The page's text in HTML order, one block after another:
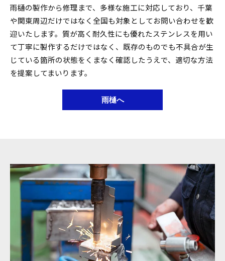
雨樋の製作から修理まで、多様な施工に対応しており、千葉
や関東周辺だけではなく全国も対象としてお問い合わせを歓
迎いたします。質が高く耐久性にも優れたステンレスを用い
て丁寧に製作するだけではなく、既存のものでも不具合が生
じている箇所の状態をくまなく確認したうえで、適切な方法
を提案してまいります。
雨樋へ